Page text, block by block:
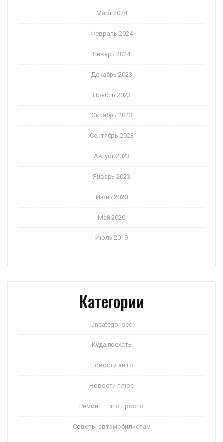
Март 2024
Февраль 2024
Январь 2024
Декабрь 2023
Ноябрь 2023
Октябрь 2023
Сентябрь 2023
Август 2023
Январь 2023
Июнь 2020
Май 2020
Июль 2019
Категории
Uncategorised
Куда поехать
Новости авто
Новости плюс
Ремонт — это просто
Советы автомобилистам